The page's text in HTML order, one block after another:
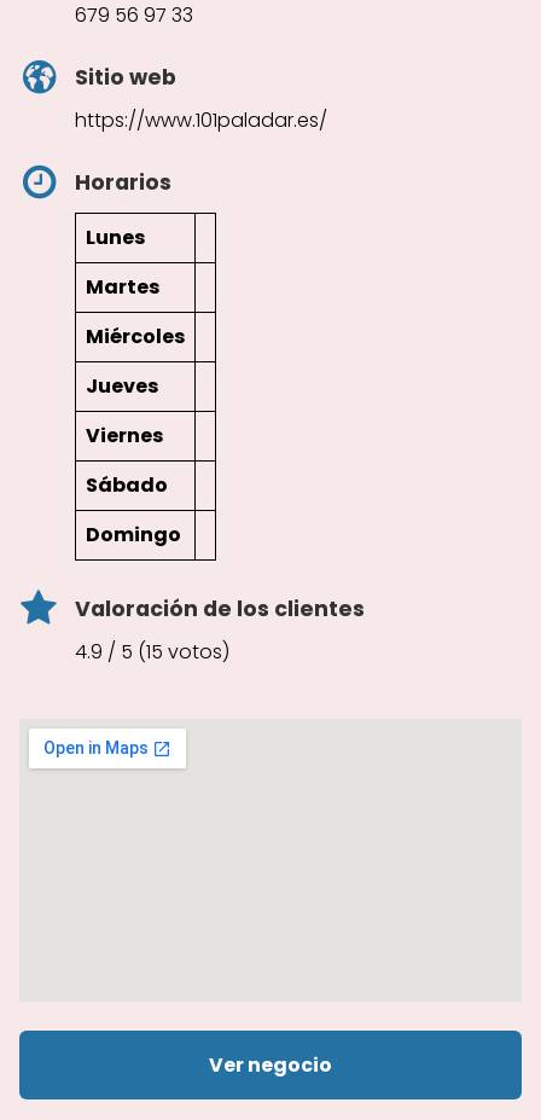
679 56 97 33
Sitio web
https://www.101paladar.es/
Horarios
Lunes
Martes
Miércoles
Jueves
Viernes
Sábado
Domingo
Valoración de los clientes
4.9 / 5 (15 votos)
Ver negocio